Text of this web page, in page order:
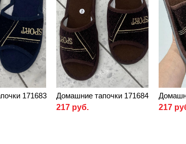
171683
Домашние тапочки 171684
217 руб.
217